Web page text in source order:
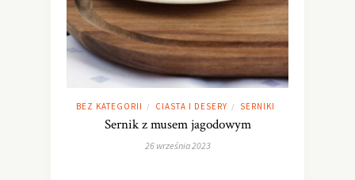
BEZ KATEGORII / CIASTA I DESERY / SERNIKI
Sernik z musem jagodowym
26 września 2023